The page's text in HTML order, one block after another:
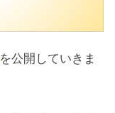
を公開していきま